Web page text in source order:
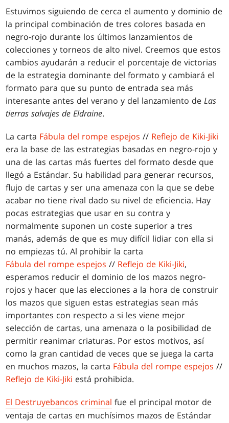
Estuvimos siguiendo de cerca el aumento y dominio de
la principal combinación de tres colores basada en
negro-rojo durante los últimos lanzamientos de
colecciones y torneos de alto nivel. Creemos que estos
cambios ayudarán a reducir el porcentaje de victorias
de la estrategia dominante del formato y cambiará el
formato para que su punto de entrada sea más
interesante antes del verano y del lanzamiento deLas
tierras salvajes de Eldraine.
La carta Fábula del rompe espejos // Reflejo de Kiki-Jiki
era la base de las estrategias basadas en negro-rojo y
una de las cartas más fuertes del formato desde que
llegó a Estándar. Su habilidad para generar recursos,
flujo de cartas y ser una amenaza con la que se debe
acabar no tiene rival dado su nivel de eficiencia. Hay
pocas estrategias que usar en su contra y
normalmente suponen un coste superior a tres
manás, además de que es muy difícil lidiar con ella si
no empiezas tú. Al prohibir la carta
Fábula del rompe espejos // Reflejo de Kiki-Jiki,
esperamos reducir el dominio de los mazos negro-
rojos y hacer que las elecciones a la hora de construir
los mazos que siguen estas estrategias sean más
importantes con respecto a si les viene mejor
selección de cartas, una amenaza o la posibilidad de
permitir reanimar criaturas. Por estos motivos, así
como la gran cantidad de veces que se juega la carta
en muchos mazos, la carta Fábula del rompe espejos //
Reflejo de Kiki-Jiki está prohibida.
El Destruyebancos criminal fue el principal motor de
ventaja de cartas en muchísimos mazos de Estándar